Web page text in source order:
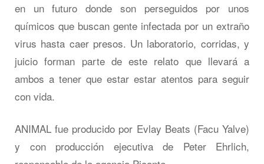
en un futuro donde son perseguidos por unos
químicos que buscan gente infectada por un extraño
virus hasta caer presos. Un laboratorio, corridas, y
juicio forman parte de este relato que llevará a
ambos a tener que estar estar atentos para seguir
con vida.
ANIMAL fue producido por Evlay Beats (Facu Yalve)
y con producción ejecutiva de Peter Ehrlich,